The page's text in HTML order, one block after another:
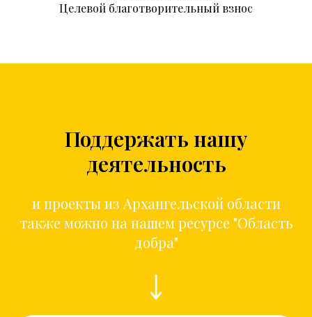
Целевой благотворительный взнос
Поддержать нашу
деятельность
и проекты из Архангельской области
также можно на нашем ресурсе "Область
добра"